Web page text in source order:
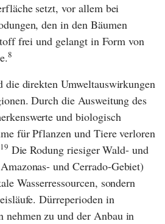
setzt, vor allem bei
den in den Bäumen
frei und gelangt in Form von
8
die direkten Umweltauswirkungen
Durch die Ausweitung des
und biologisch
für Pflanzen und Tiere verloren
19 Die Rodung riesiger Wald- und
und Cerrado-Gebiet)
Wasserressourcen, sondern
Dürreperioden in
nehmen zu und der Anbau in